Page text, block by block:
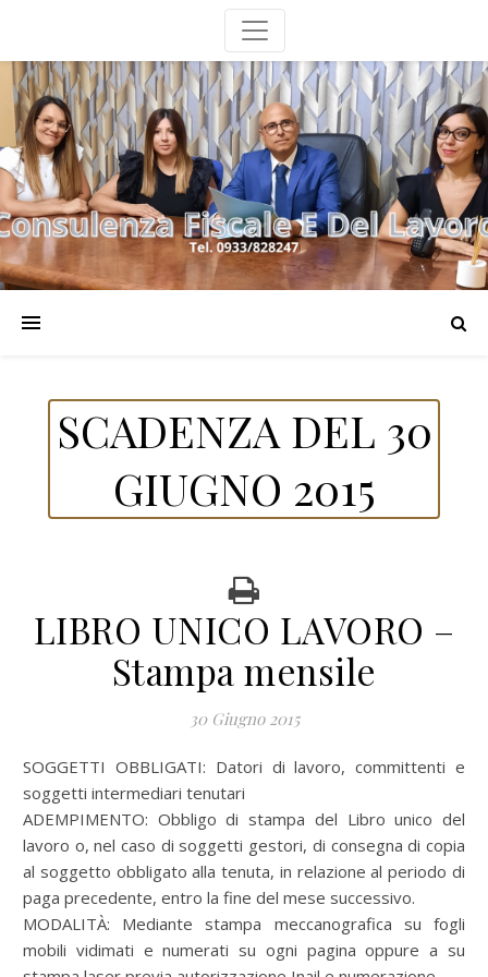
SCADENZA DEL 30
GIUGNO 2015
LIBRO UNICO LAVORO –
Stampa mensile
30 Giugno 2015
SOGGETTI OBBLIGATI: Datori di lavoro, committenti e
soggetti intermediari tenutari
ADEMPIMENTO: Obbligo di stampa del Libro unico del
lavoro o, nel caso di soggetti gestori, di consegna di copia
al soggetto obbligato alla tenuta, in relazione al periodo di
paga precedente, entro la fine del mese successivo.
MODALITÀ: Mediante stampa meccanografica su fogli
mobili vidimati e numerati su ogni pagina oppure a su